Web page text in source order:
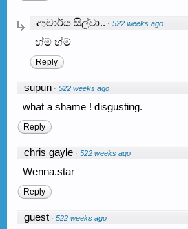
ආචාර්ය සිල්වා.. · 522 weeks ago
හ්ම් හ්ම්
Reply
supun · 522 weeks ago
what a shame ! disgusting.
Reply
chris gayle · 522 weeks ago
Wenna.star
Reply
guest · 522 weeks ago